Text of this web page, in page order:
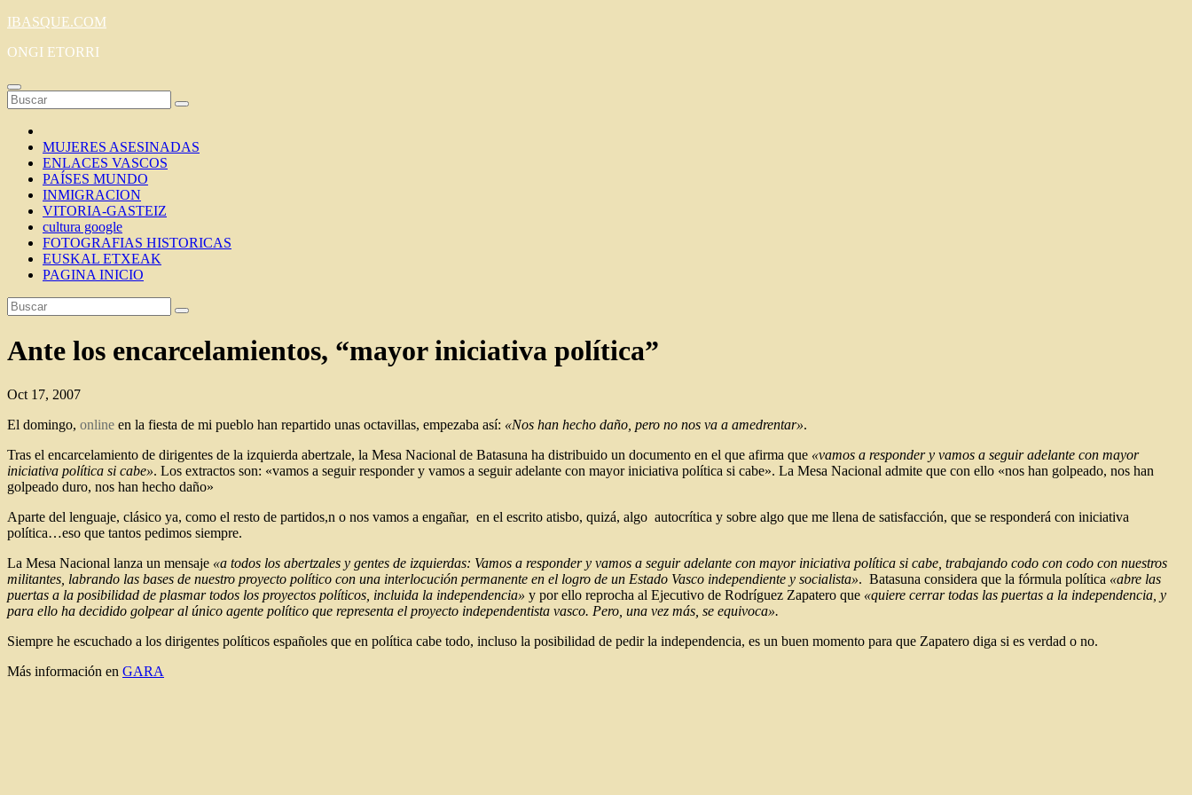
Saltar
contenido
IBASQUE.COM
ONGI ETORRI
MUJERES ASESINADAS
ENLACES VASCOS
PAÍSES MUNDO
INMIGRACION
VITORIA-GASTEIZ
cultura google
FOTOGRAFIAS HISTORICAS
EUSKAL ETXEAK
PAGINA INICIO
Ante los encarcelamientos, “mayor iniciativa política”
Oct 17, 2007
El domingo, online en la fiesta de mi pueblo han repartido unas octavillas, empezaba así: «Nos han hecho daño, pero no nos va a amedrentar».
Tras el encarcelamiento de dirigentes de la izquierda abertzale, la Mesa Nacional de Batasuna ha distribuido un documento en el que afirma que «vamos a responder y vamos a seguir adelante con mayor
iniciativa política si cabe». Los extractos son: «vamos a seguir responder y vamos a seguir adelante con mayor iniciativa política si cabe». La Mesa Nacional admite que con ello «nos han golpeado, nos han
golpeado duro, nos han hecho daño»
Aparte del lenguaje, clásico ya, como el resto de partidos,n o nos vamos a engañar, en el escrito atisbo, quizá, algo autocrítica y sobre algo que me llena de satisfacción, que se responderá con iniciativa
política…eso que tantos pedimos siempre.
La Mesa Nacional lanza un mensaje «a todos los abertzales y gentes de izquierdas: Vamos a responder y vamos a seguir adelante con mayor iniciativa política si cabe, trabajando codo con codo con nuestros
militantes, labrando las bases de nuestro proyecto político con una interlocución permanente en el logro de un Estado Vasco independiente y socialista». Batasuna considera que la fórmula política «abre las
puertas a la posibilidad de plasmar todos los proyectos políticos, incluida la independencia» y por ello reprocha al Ejecutivo de Rodríguez Zapatero que «quiere cerrar todas las puertas a la independencia, y
para ello ha decidido golpear al único agente político que representa el proyecto independentista vasco. Pero, una vez más, se equivoca».
Siempre he escuchado a los dirigentes políticos españoles que en política cabe todo, incluso la posibilidad de pedir la independencia, es un buen momento para que Zapatero diga si es verdad o no.
Más información en GARA